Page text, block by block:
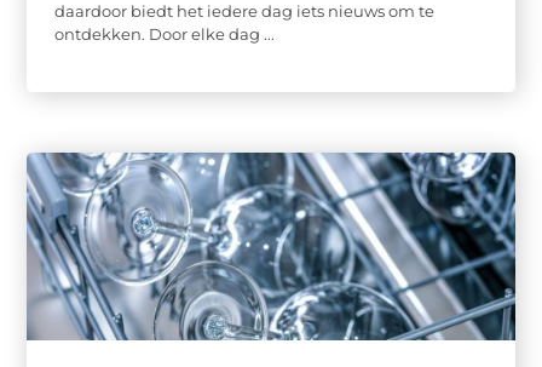
daardoor biedt het iedere dag iets nieuws om te
ontdekken. Door elke dag ...